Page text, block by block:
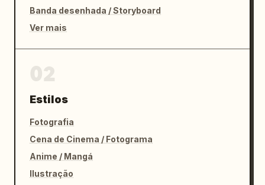
Banda desenhada / Storyboard
Ver mais
Estilos
Fotografia
Cena de Cinema / Fotograma
Anime / Mangá
Ilustração